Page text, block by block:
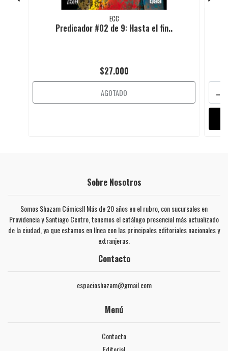
ECC
Predicador #02 de 9: Hasta el fin..
$27.000
AGOTADO -
Sobre Nosotros
Somos Shazam Cómics!! Más de 20 años en el rubro, con sucursales en
Providencia y Santiago Centro, tenemos el catálogo presencial más actualizado
de la ciudad, ya que estamos en línea con las principales editoriales nacionales y
extranjeras.
Contacto
espacioshazam@gmail.com
Menú
Contacto